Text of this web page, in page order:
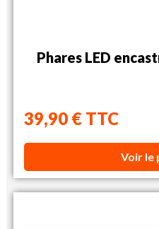
Phares LED
39,90 € TTC
Voir le